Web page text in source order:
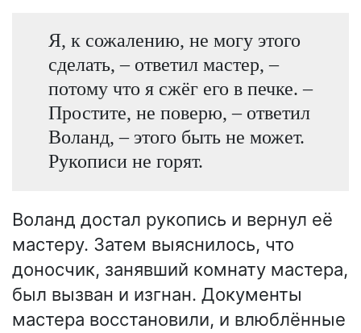
Я, к сожалению, не могу этого
сделать, – ответил мастер, –
потому что я сжёг его в печке. –
Простите, не поверю, – ответил
Воланд, – этого быть не может.
Рукописи не горят.
Воланд достал рукопись и вернул её
мастеру. Затем выяснилось, что
доносчик, занявший комнату мастера,
был вызван и изгнан. Документы
мастера восстановили, и влюблённые